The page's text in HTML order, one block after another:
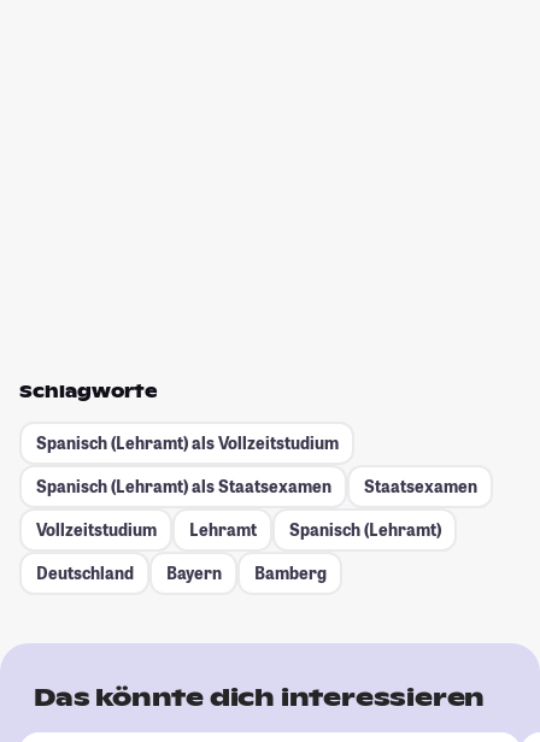
Schlagworte
Spanisch (Lehramt) als Vollzeitstudium
Spanisch (Lehramt) als Staatsexamen
Staatsexamen
Vollzeitstudium
Lehramt
Spanisch (Lehramt)
Deutschland
Bayern Bamberg
Das könnte dich interessieren